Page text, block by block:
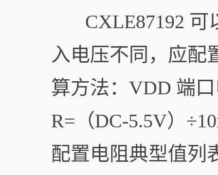
CXLE87192 可
入电压不同，应配
算方法：VDD 端
R=（DC-5.5V）
配置电阻典型值列